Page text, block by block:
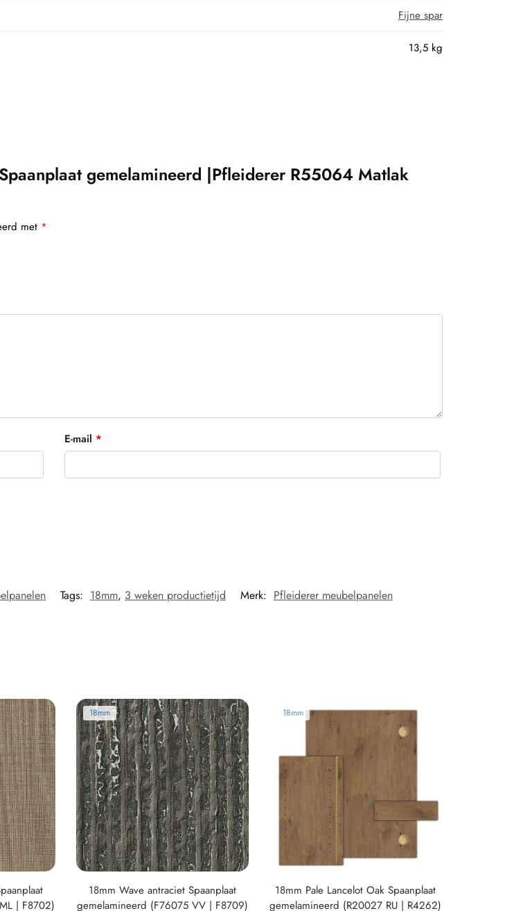
Fijne spar
13,5 kg
gemelamineerd |Pfleiderer R55064 Matlak
met *
E-mail *
Tags: 18mm, 3 weken productietijd Merk: Pfleiderer meubelpanelen
| F8702)
18mm
18mm Wave antraciet Spaanplaat
gemelamineerd (F76075 VV | F8709)
18mm
18mm Pale Lancelot Oak Spaanplaat
gemelamineerd (R20027 RU | R4262)